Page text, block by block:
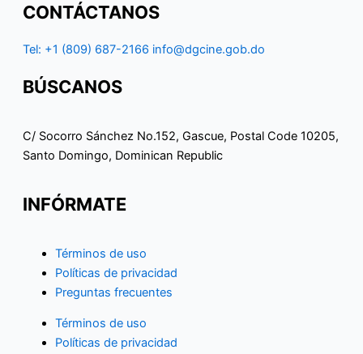
CONTÁCTANOS
Tel: +1 (809) 687-2166 info@dgcine.gob.do
BÚSCANOS
C/ Socorro Sánchez No.152, Gascue, Postal Code 10205,
Santo Domingo, Dominican Republic
INFÓRMATE
Términos de uso
Políticas de privacidad
Preguntas frecuentes
Términos de uso
Políticas de privacidad